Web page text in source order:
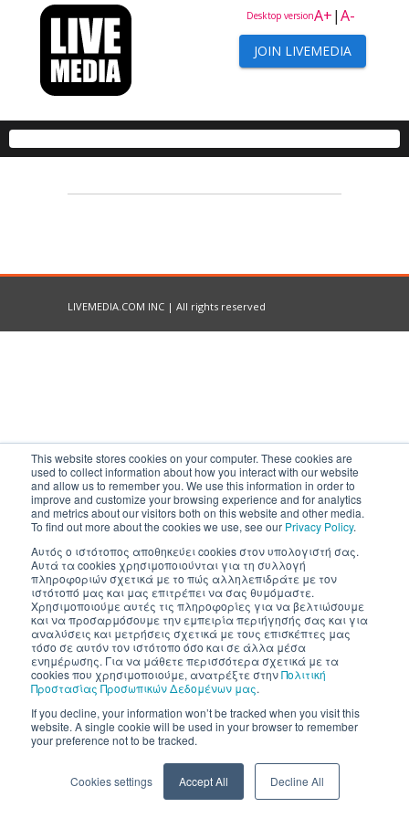
This website stores cookies on your computer. These cookies are
used to collect information about how you interact with our website
and allow us to remember you. We use this information in order to
improve and customize your browsing experience and for analytics
and metrics about our visitors both on this website and other media.
To find out more about the cookies we use, see our Privacy Policy.
Αυτός ο ιστότοπος αποθηκεύει cookies στον υπολογιστή σας.
Αυτά τα cookies χρησιμοποιούνται για τη συλλογή
πληροφοριών σχετικά με το πώς αλληλεπιδράτε με τον
ιστότοπό μας και μας επιτρέπει να σας θυμόμαστε.
Χρησιμοποιούμε αυτές τις πληροφορίες για να βελτιώσουμε
και να προσαρμόσουμε την εμπειρία περιήγησής σας και για
αναλύσεις και μετρήσεις σχετικά με τους επισκέπτες μας
τόσο σε αυτόν τον ιστότοπο όσο και σε άλλα μέσα
ενημέρωσης. Για να μάθετε περισσότερα σχετικά με τα
cookies που χρησιμοποιούμε, ανατρέξτε στηνΠολιτική
Προστασίας Προσωπικών Δεδομένων μας.
If you decline, your information won’t be tracked when you visit this
website. A single cookie will be used in your browser to remember
your preference not to be tracked.
Cookies settings Accept All Decline All
A+|A-
Desktop version
JOIN LIVEMEDIA
LIVEMEDIA.COM INC | All rights reserved